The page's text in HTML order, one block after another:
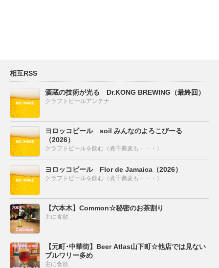
相互RSS
酒蔵の技術が光る Dr.KONG BREWING（最終回）
クラフトビールアンテナ
ヨロッコビール soil みんなのよろこびーる
（2026）
クラフトビールを飲む（煮干蕎麦も・・・）
ヨロッコビール Flor de Jamaica（2026）
クラフトビールを飲む（煮干蕎麦も・・・）
【六本木】Common☆秘密のお茶割り
主に食欲
【元町･中華街】Beer Atlas山下町☆他店では見ない
ブルワリー多め
主に食欲